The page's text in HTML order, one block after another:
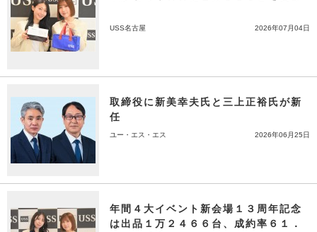
USS名古屋 2026年07月04日
取締役に新美幸夫氏と三上正裕氏が新
任
ユー・エス・エス 2026年06月25日
年間４大イベント新会場１３周年記念
は出品１万２４６６台、成約率６１．